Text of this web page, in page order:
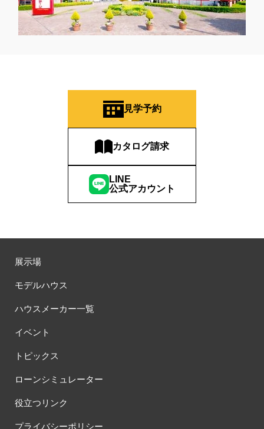
見学予約
カタログ請求
LINE
公式アカウント
展示場
モデルハウス
ハウスメーカー一覧
イベント
トピックス
ローンシミュレーター
役立つリンク
プライバシーポリシー